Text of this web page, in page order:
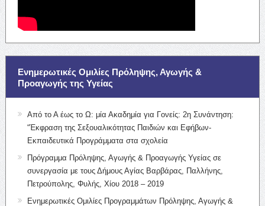
Ενημερωτικές Ομιλίες Πρόληψης, Αγωγής &
Προαγωγής της Υγείας
Από το Α έως το Ω: μία Ακαδημία για Γονείς: 2η Συνάντηση:
“Έκφραση της Σεξουαλικότητας Παιδιών και Εφήβων-
Εκπαιδευτικά Προγράμματα στα σχολεία
Πρόγραμμα Πρόληψης, Αγωγής & Προαγωγής Υγείας σε
συνεργασία με τους Δήμους Αγίας Βαρβάρας, Παλλήνης,
Πετρούπολης, Φυλής, Χίου 2018 – 2019
Ενημερωτικές Ομιλίες Προγραμμάτων Πρόληψης, Αγωγής &